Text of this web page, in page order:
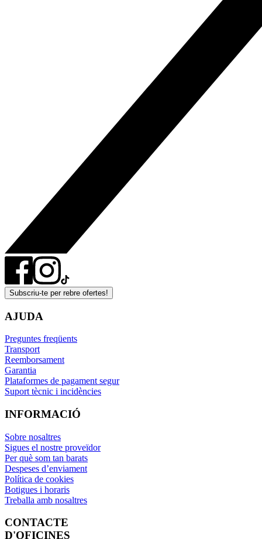
Subscriu-te per rebre ofertes!
AJUDA
Preguntes freqüents
Transport
Reemborsament
Garantia
Plataformes de pagament segur
Suport tècnic i incidències
INFORMACIÓ
Sobre nosaltres
Sigues el nostre proveïdor
Per què som tan barats
Despeses d’enviament
Política de cookies
Botigues i horaris
Treballa amb nosaltres
CONTACTE
D'OFICINES